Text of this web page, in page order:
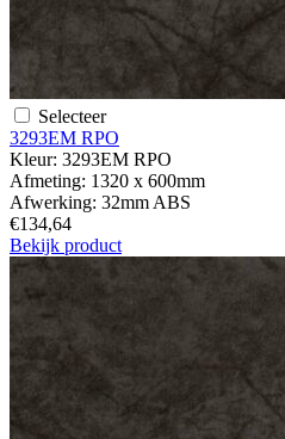
Selecteer
3293EM RPO
Kleur: 3293EM RPO
Afmeting: 1320 x 600mm
Afwerking: 32mm ABS
€134,64
Bekijk product